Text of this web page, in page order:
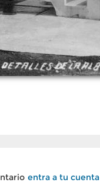
entra a tu cuenta